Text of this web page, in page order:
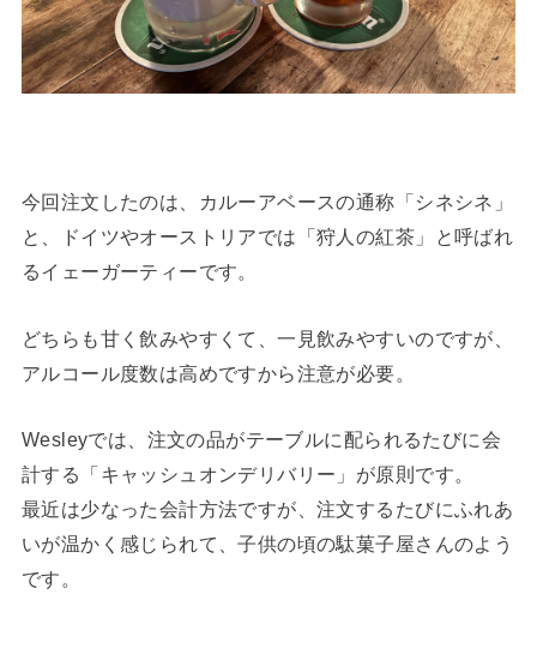
今回注文したのは、カルーアベースの通称「シネシネ」
と、ドイツやオーストリアでは「狩人の紅茶」と呼ばれ
るイェーガーティーです。
どちらも甘く飲みやすくて、一見飲みやすいのですが、
アルコール度数は高めですから注意が必要。
Wesleyでは、注文の品がテーブルに配られるたびに会
計する「キャッシュオンデリバリー」が原則です。
最近は少なった会計方法ですが、注文するたびにふれあ
いが温かく感じられて、子供の頃の駄菓子屋さんのよう
です。